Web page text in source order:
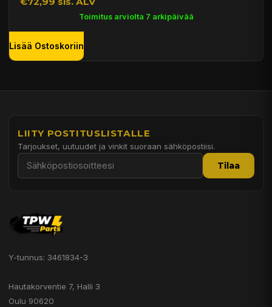
Toimitus arviolta 7 arkipäivää
Lisää Ostoskoriin
LIITY POSTITUSLISTALLE
Tarjoukset, uutuudet ja vinkit suoraan sähköpostiisi.
Tilaa
Y-tunnus: 3461834-3
Hautakorventie 7, Halli 3
Oulu 90620